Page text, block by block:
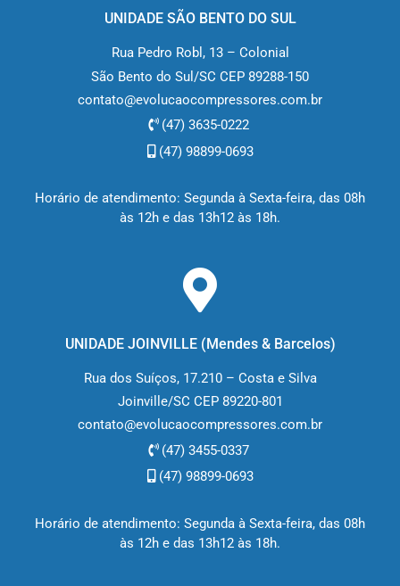
UNIDADE SÃO BENTO DO SUL
Rua Pedro Robl, 13 – Colonial
São Bento do Sul/SC CEP 89288-150
contato@evolucaocompressores.com.br
(47) 3635-0222
(47) 98899-0693
Horário de atendimento: Segunda à Sexta-feira, das 08h
às 12h e das 13h12 às 18h.
UNIDADE JOINVILLE (Mendes & Barcelos)
Rua dos Suíços, 17.210 – Costa e Silva
Joinville/SC CEP 89220-801
contato@evolucaocompressores.com.br
(47) 3455-0337
(47) 98899-0693
Horário de atendimento: Segunda à Sexta-feira, das 08h
às 12h e das 13h12 às 18h.